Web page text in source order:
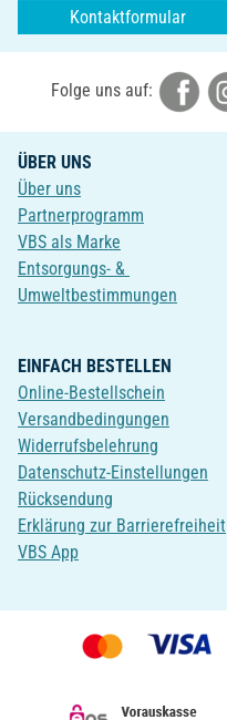
Kontaktformular
Folge uns auf:
ÜBER UNS
Über uns
Partnerprogramm
VBS als Marke
Entsorgungs- &
Umweltbestimmungen
EINFACH BESTELLEN
Online-Bestellschein
Versandbedingungen
Widerrufsbelehrung
Datenschutz-Einstellungen
Rücksendung
Erklärung zur Barrierefreiheit
VBS App